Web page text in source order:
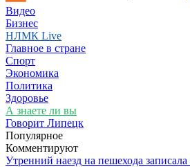
Видео
Бизнес
НЛМК Live
Главное в стране
Спорт
Экономика
Политика
Здоровье
А знаете ли вы
Говорит Липецк
Популярное
Комментируют
Утренний наезд на пешехода